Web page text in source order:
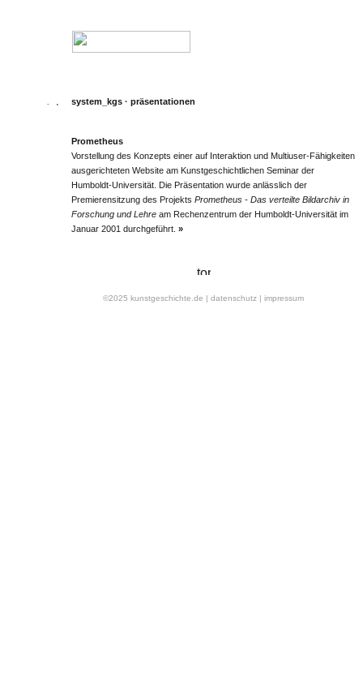
system_kgs · präsentationen
Prometheus
Vorstellung des Konzepts einer auf Interaktion und Multiuser-Fähigkeiten
ausgerichteten Website am Kunstgeschichtlichen Seminar der
Humboldt-Universität. Die Präsentation wurde anlässlich der
Premierensitzung des Projekts Prometheus - Das verteilte Bildarchiv in
Forschung und Lehre am Rechenzentrum der Humboldt-Universität im
Januar 2001 durchgeführt. »
©2025 kunstgeschichte.de | datenschutz | impressum